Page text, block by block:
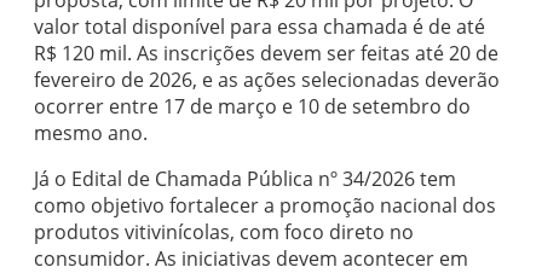
valor total disponível para essa chamada é de até
R$ 120 mil. As inscrições devem ser feitas até 20 de
fevereiro de 2026, e as ações selecionadas deverão
ocorrer entre 17 de março e 10 de setembro do
mesmo ano.
Já o Edital de Chamada Pública nº 34/2026 tem
como objetivo fortalecer a promoção nacional dos
produtos vitivinícolas, com foco direto no
consumidor. As iniciativas devem acontecer em